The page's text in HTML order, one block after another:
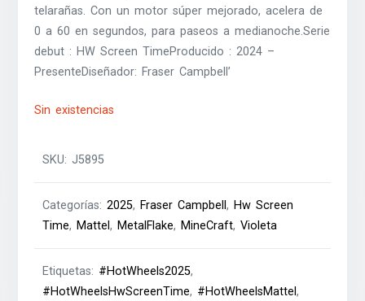
telarañas. Con un motor súper mejorado, acelera de
0 a 60 en segundos, para paseos a medianoche.Serie
debut : HW Screen TimeProducido : 2024 –
PresenteDiseñador: Fraser Campbell’
Sin existencias
SKU:J5895
Categorías:2025, Fraser Campbell, Hw Screen
Time, Mattel, MetalFlake, MineCraft,Violeta
Etiquetas: #HotWheels2025,
#HotWheelsHwScreenTime, #HotWheelsMattel,